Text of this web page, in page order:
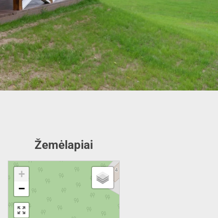
Žemėlapiai
+
−